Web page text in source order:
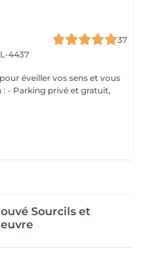
37
4437
éveiller vos sens et vous
Sourcils et